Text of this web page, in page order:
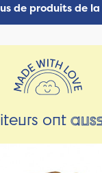
de produits de
ont